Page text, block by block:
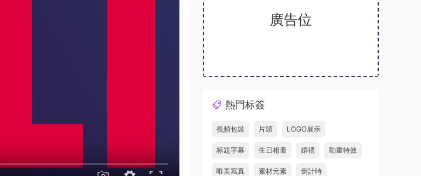
廣告位
熱門标簽
視頻包裝 片頭 LOGO展示
标題字幕 生日相冊 婚禮 動畫特效
唯美寫真 素材元素 倒計時